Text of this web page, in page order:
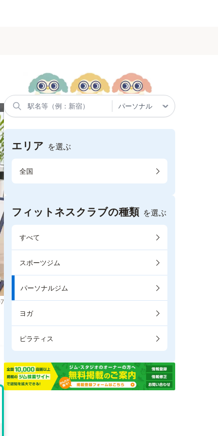
エリア を選ぶ
全国
フィットネスクラブの種類 を選ぶ
すべて
スポーツジム
パーソナルジム
ヨガ
ピラティス